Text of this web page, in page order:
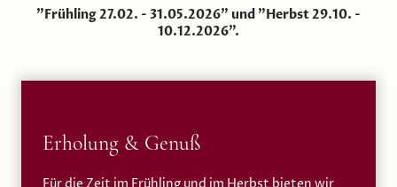
"Frühling 27.02. - 31.05.2026" und "Herbst 29.10. -
10.12.2026".
Erholung & Genuß